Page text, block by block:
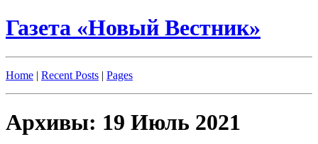
Газета «Новый Вестник»
Home | Recent Posts | Pages
Архивы: 19 Июль 2021